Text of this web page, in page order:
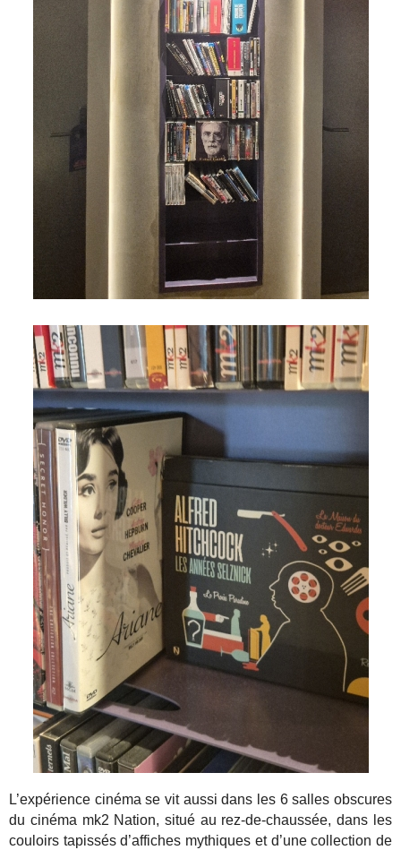
L’expérience cinéma se vit aussi dans les 6 salles obscures
du cinéma mk2 Nation, situé au rez-de-chaussée, dans les
couloirs tapissés d’affiches mythiques et d’une collection de